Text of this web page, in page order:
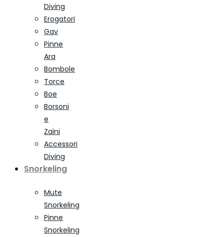
Diving
Erogatori
Gav
Pinne
Ara
Bombole
Torce
Boe
Borsoni
e
Zaini
Accessori
Diving
Snorkeling
Mute
Snorkeling
Pinne
Snorkeling